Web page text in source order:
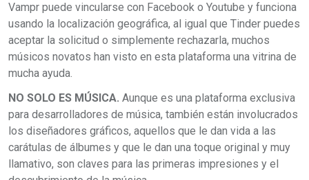
Vampr puede vincularse con Facebook o Youtube y funciona
usando la localización geográfica, al igual que Tinder puedes
aceptar la solicitud o simplemente rechazarla, muchos
músicos novatos han visto en esta plataforma una vitrina de
mucha ayuda.
NO SOLO ES MÚSICA. Aunque es una plataforma exclusiva
para desarrolladores de música, también están involucrados
los diseñadores gráficos, aquellos que le dan vida a las
carátulas de álbumes y que le dan una toque original y muy
llamativo, son claves para las primeras impresiones y el